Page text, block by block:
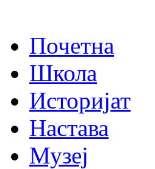
Почетна
Школа
Историјат
Настава
Музеј